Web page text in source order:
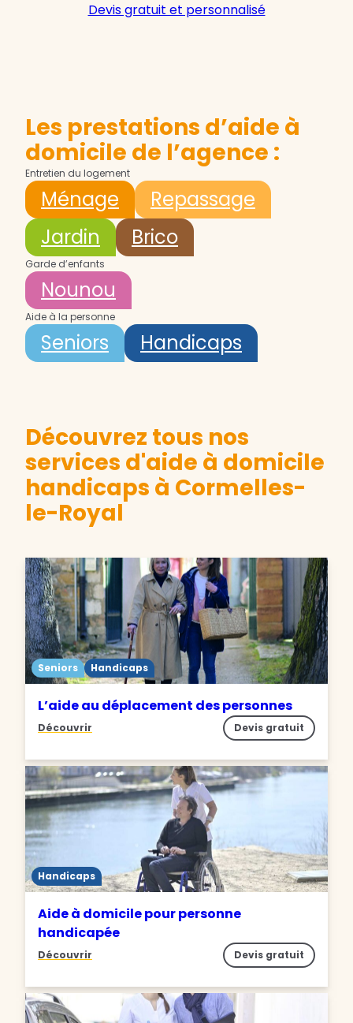
Devis gratuit et personnalisé
Les prestations d’aide à
domicile de l’agence :
Entretien du logement
Ménage
Repassage
Jardin
Brico
Garde d’enfants
Nounou
Aide à la personne
Seniors Handicaps
Découvrez tous nos
services d'aide à domicile
handicaps à Cormelles-
le-Royal
Seniors Handicaps
L’aide au déplacement des personnes
Découvrir Devis gratuit
Handicaps
Aide à domicile pour personne
handicapée
Découvrir Devis gratuit